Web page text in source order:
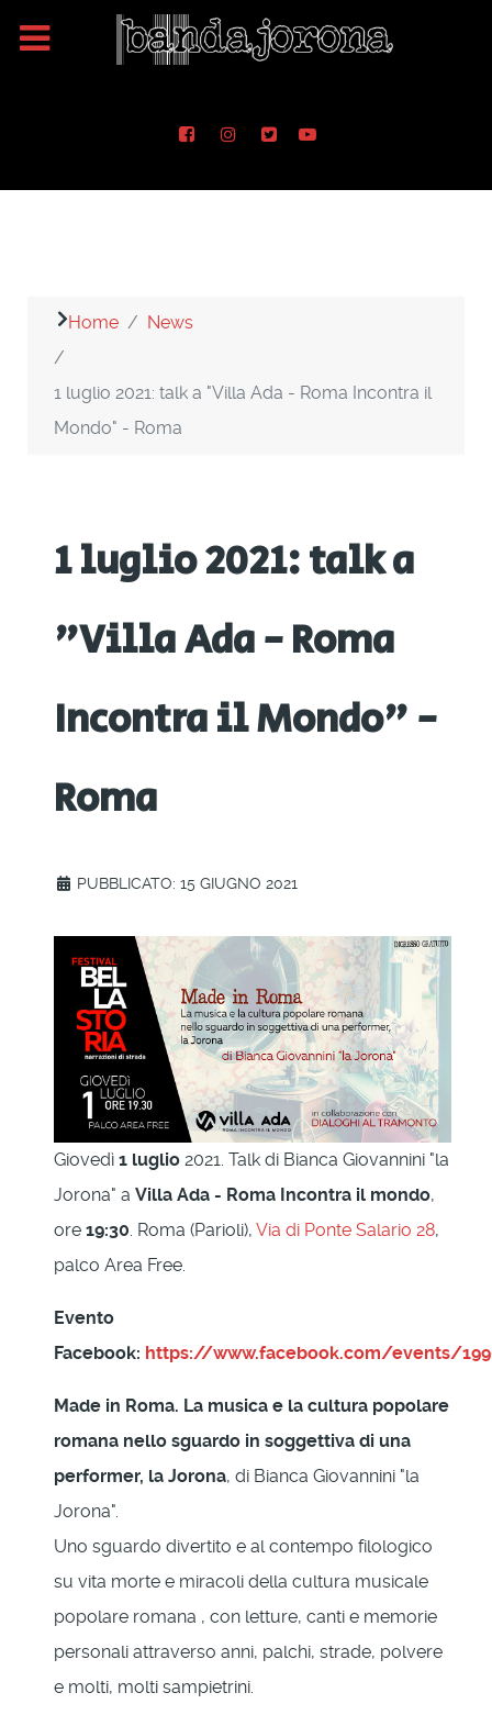
Home News
1 luglio 2021: talk a "Villa Ada - Roma Incontra il
Mondo" - Roma
1 luglio 2021: talk a
"Villa Ada - Roma
Incontra il Mondo" -
Roma
PUBBLICATO: 15 GIUGNO 2021
Giovedì 1 luglio 2021. Talk di Bianca Giovannini "la
Jorona" a Villa Ada - Roma Incontra il mondo,
ore 19:30. Roma (Parioli), Via di Ponte Salario 28,
palco Area Free.
Evento
Facebook: https://www.facebook.com/events/
Made in Roma. La musica e la cultura popolare
romana nello sguardo in soggettiva di una
performer, la Jorona, di Bianca Giovannini "la
Jorona".
Uno sguardo divertito e al contempo filologico
su vita morte e miracoli della cultura musicale
popolare romana , con letture, canti e memorie
personali attraverso anni, palchi, strade, polvere
e molti, molti sampietrini.